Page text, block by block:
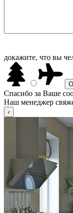
докажите, что вы
Спасибо за Ваше
Наш менеджер